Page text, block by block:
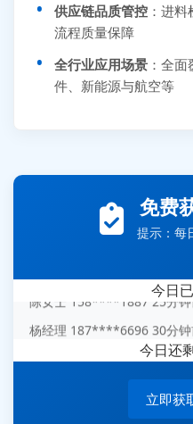
供应链品质管控 ：进
流程质量保障
全行业应用场景 ：全
件、新能源与航空等
免费
提示：每
今日
李女士 159****5393 3分钟
王经理 186****9012 7分钟
赵总 135****7688 12分钟前
陈女士 158****1887 25分钟
周总 136****0539 35分钟前
今日还
立即获